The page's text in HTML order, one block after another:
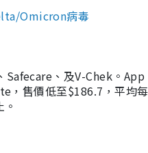
Omicron病毒
、及V-Chek。App
，售價低至$186.7，平均每